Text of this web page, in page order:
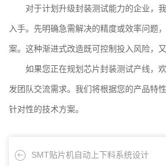
对于计划升级封装测试能力的企业，
入手。先明确急需解决的精度或效率问题
案。这种渐进式改造既可控制投入风险，
如果您正在规划芯片封装测试产线，
发团队交流需求。我们将根据您的产品特
针对性的技术方案。
SMT贴片机自动上下料系统设计